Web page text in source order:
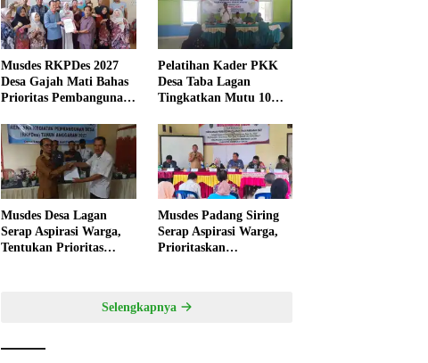
Musdes RKPDes 2027
Desa Gajah Mati Bahas
Prioritas Pembangunan
Pelatihan Kader PKK
Desa Taba Lagan
Tingkatkan Mutu 10
Musdes Desa Lagan
Serap Aspirasi Warga,
Tentukan Prioritas
Musdes Padang Siring
Serap Aspirasi Warga,
Prioritaskan
Selengkapnya